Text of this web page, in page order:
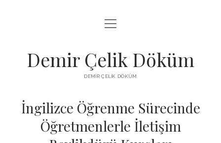
LISTE
ŞIFRESIZ INSTAGRAM BEĞENI KASMA
menüyü
aç
Demir Çelik Döküm
DEMIR ÇELIK DÖKÜM
İngilizce Öğrenme Sürecinde
Öğretmenlerle İletişim